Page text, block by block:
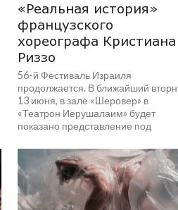
«Реальная история»
французского
хореографа Кристиана
Риззо
56-й Фестиваль Израиля
продолжается. В ближайший
13 июня, в зале «Шеровер» в
«Театрон Иерушалаим» будет
показано представление под